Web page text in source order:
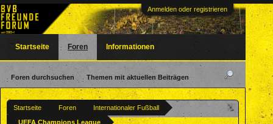
Anmelden oder registrieren
Startseite Foren
Internationaler Fußball
UEFA Champions League
Startseite Foren
Foren durchsuchen Themen mit aktuellen Beiträgen
Informationen